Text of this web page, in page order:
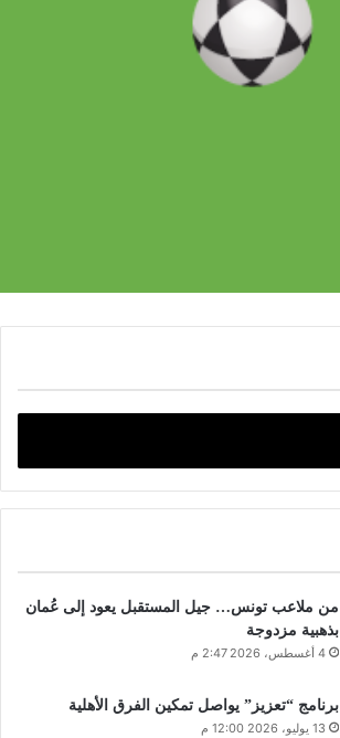
من ملاعب تونس… جيل المستقبل يعود إلى عُمان
بذهبية مزدوجة
4 أغسطس، 2026 2:47 م
برنامج “تعزيز” يواصل تمكين الفرق الأهلية
13 يوليو، 2026 12:00 م